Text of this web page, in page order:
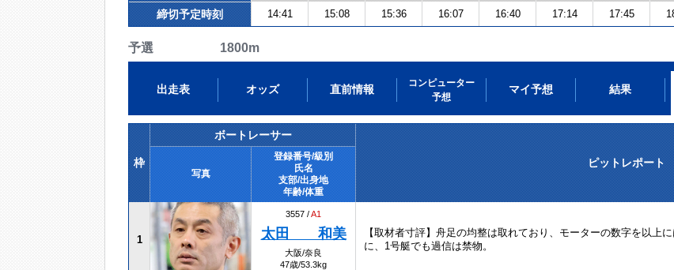
締切予定時刻 14:41 15:08 15:36 16:07 16:40 17:14 17:45
予選 1800m
出走表 オッズ 直前情報
コンピューター
予想
マイ予想 結果
枠
ボートレーサー
ピットレポート
写真
登録番号/級別
氏名
支部/出身地
年齢/体重
1
3557 /A1
太田 和美
大阪/奈良
47歳/53.3kg
【取材者寸評】舟足の均整は取れており、モーターの数字を以上
に、1号艇でも過信は禁物。